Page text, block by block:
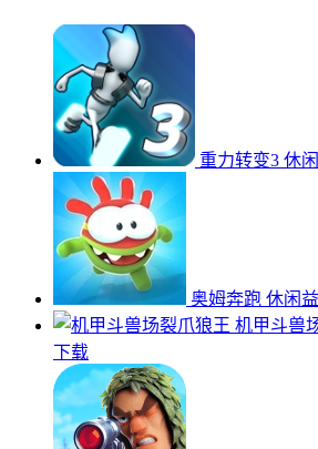
重力转变3 休
奥姆奔跑 休闲
机甲斗兽
下载